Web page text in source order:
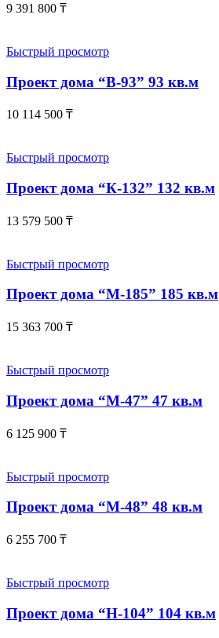
9 391 800 ₸
Быстрый просмотр
Проект дома “В-93” 93 кв.м
10 114 500 ₸
Быстрый просмотр
Проект дома “К-132” 132 кв.м
13 579 500 ₸
Быстрый просмотр
Проект дома “М-185” 185 кв.м
15 363 700 ₸
Быстрый просмотр
Проект дома “М-47” 47 кв.м
6 125 900 ₸
Быстрый просмотр
Проект дома “М-48” 48 кв.м
6 255 700 ₸
Быстрый просмотр
Проект дома “Н-104” 104 кв.м